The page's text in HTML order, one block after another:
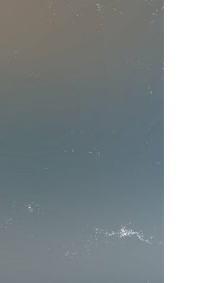
Totó la Momposina: el
cantadora que llevó las
raíces colombianas al
mundo a través de su
música